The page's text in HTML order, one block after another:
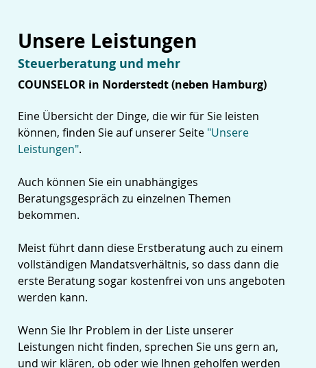
Unsere Leistungen
Steuerberatung und mehr
COUNSELOR in Norderstedt (neben Hamburg)
Eine Übersicht der Dinge, die wir für Sie leisten
können, finden Sie auf unserer Seite "Unsere
Leistungen".
Auch können Sie ein unabhängiges
Beratungsgespräch zu einzelnen Themen
bekommen.
Meist führt dann diese Erstberatung auch zu einem
vollständigen Mandatsverhältnis, so dass dann die
erste Beratung sogar kostenfrei von uns angeboten
werden kann.
Wenn Sie Ihr Problem in der Liste unserer
Leistungen nicht finden, sprechen Sie uns gern an,
und wir klären, ob oder wie Ihnen geholfen werden